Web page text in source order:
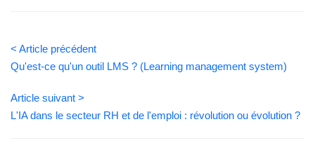
< Article précédent
Qu'est-ce qu'un outil LMS ? (Learning management system)
Article suivant >
L'IA dans le secteur RH et de l'emploi : révolution ou évolution ?